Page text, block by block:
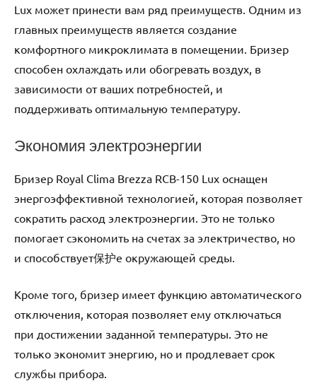
Lux может принести вам ряд преимуществ. Одним из
главных преимуществ является создание
комфортного микроклимата в помещении. Бризер
способен охлаждать или обогревать воздух, в
зависимости от ваших потребностей, и
поддерживать оптимальную температуру.
Экономия электроэнергии
Бризер Royal Clima Brezza RCB-150 Lux оснащен
энергоэффективной технологией, которая позволяет
сократить расход электроэнергии. Это не только
помогает сэкономить на счетах за электричество, но
и способствует保护е окружающей среды.
Кроме того, бризер имеет функцию автоматического
отключения, которая позволяет ему отключаться
при достижении заданной температуры. Это не
только экономит энергию, но и продлевает срок
службы прибора.